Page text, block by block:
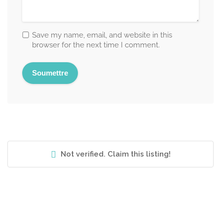
Save my name, email, and website in this
browser for the next time I comment.
Not verified. Claim this listing!